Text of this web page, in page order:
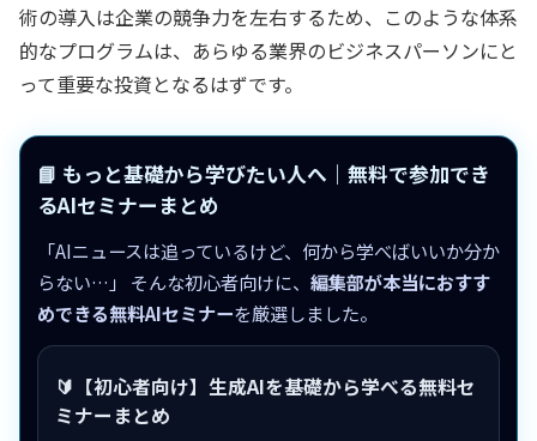
術の導入は企業の競争力を左右するため、このような体系
的なプログラムは、あらゆる業界のビジネスパーソンにと
って重要な投資となるはずです。
📘 もっと基礎から学びたい人へ｜無料で参加でき
るAIセミナーまとめ
「AIニュースは追っているけど、何から学べばいいか分か
らない…」 そんな初心者向けに、 編集部が本当におすす
めできる無料AIセミナーを厳選しました。
🔰【初心者向け】生成AIを基礎から学べる無料セ
ミナーまとめ